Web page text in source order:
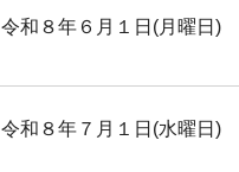
令和８年６月１日(月曜日)
令和８年７月１日(水曜日)